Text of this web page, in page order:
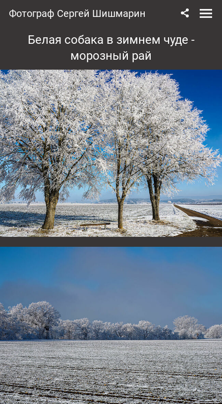
Фотограф Сергей Шишмарин
Белая собака в зимнем чуде -
морозный рай